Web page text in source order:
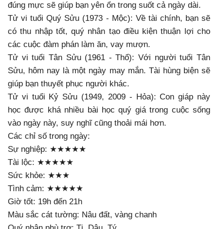
đúng mực sẽ giúp bạn yên ổn trong suốt cả ngày dài.
Tử vi tuổi Quý Sửu (1973 - Mộc): Về tài chính, bạn sẽ
có thu nhập tốt, quý nhân tạo điều kiện thuận lợi cho
các cuộc đàm phán làm ăn, vay mượn.
Tử vi tuổi Tân Sửu (1961 - Thổ): Với người tuổi Tân
Sửu, hôm nay là một ngày may mắn. Tài hùng biện sẽ
giúp bạn thuyết phục người khác.
Tử vi tuổi Kỷ Sửu (1949, 2009 - Hỏa): Con giáp này
học được khá nhiều bài học quý giá trong cuộc sống
vào ngày này, suy nghĩ cũng thoải mái hơn.
Các chỉ số trong ngày:
Sự nghiệp: ★★★★★
Tài lộc: ★★★★★
Sức khỏe: ★★★
Tình cảm: ★★★★★
Giờ tốt: 19h đến 21h
Màu sắc cát tường: Nâu đất, vàng chanh